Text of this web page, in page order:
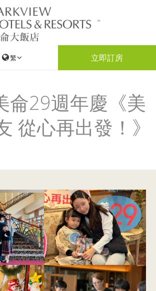
立即訂房
侖29週年慶《美
從心再出發！》